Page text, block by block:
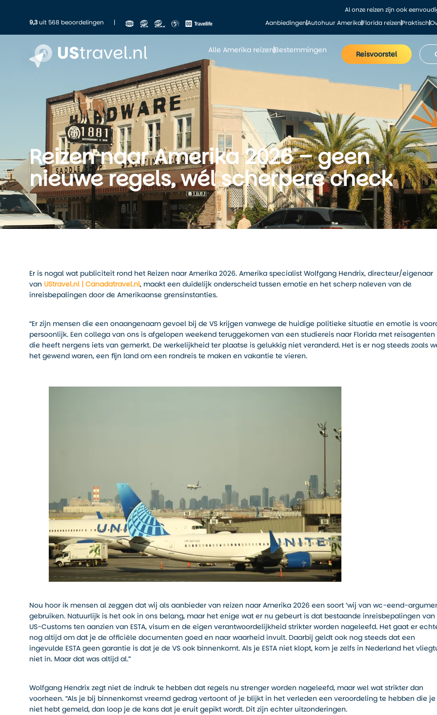
Al onze reizen zijn ook
9,3uit 568 beoordelingen | AanbiedingenAutohuur AmerikaFlorida reizenPraktisch
Alle Amerika reizen Bestemmingen Reisvoorstel
Reizen naar Amerika 2026 – geen
nieuwe regels, wél scherpere check
Er is nogal wat publiciteit rond het Reizen naar Amerika 2026. Amerika specialist Wolfgang Hendrix, directeur/eigenaar
van UStravel.nl | Canadatravel.nl, maakt een duidelijk onderscheid tussen emotie en het scherp naleven van de
inreisbepalingen door de Amerikaanse grensinstanties.
“Er zijn mensen die een onaangenaam gevoel bij de VS krijgen vanwege de huidige politieke situatie en emotie is
persoonlijk. Een collega van ons is afgelopen weekend teruggekomen van een studiereis naar Florida met reisagenten
die heeft nergens iets van gemerkt. De werkelijkheid ter plaatse is gelukkig niet veranderd. Het is er nog steeds zoals
het gewend waren, een fijn land om een rondreis te maken en vakantie te vieren.
Nou hoor ik mensen al zeggen dat wij als aanbieder van reizen naar Amerika 2026 een soort ‘wij van wc-eend-
gebruiken. Natuurlijk is het ook in ons belang, maar het enige wat er nu gebeurt is dat bestaande inreisbepalingen van
US-Customs ten aanzien van ESTA, visum en de eigen verantwoordelijkheid strikter worden nageleefd. Het gaat er
nog altijd om dat je de officiële documenten goed en naar waarheid invult. Daarbij geldt ook nog steeds dat een
ingevulde ESTA geen garantie is dat je de VS ook binnenkomt. Als je ESTA niet klopt, kom je zelfs in Nederland het
niet in. Maar dat was altijd al.”
Wolfgang Hendrix zegt niet de indruk te hebben dat regels nu strenger worden nageleefd, maar wel wat strikter dan
voorheen. “Als je bij binnenkomst vreemd gedrag vertoont of je blijkt in het verleden een veroordeling te hebben die je
niet hebt gemeld, dan loop je de kans dat je eruit gepikt wordt. Dit zijn echter uitzonderingen.